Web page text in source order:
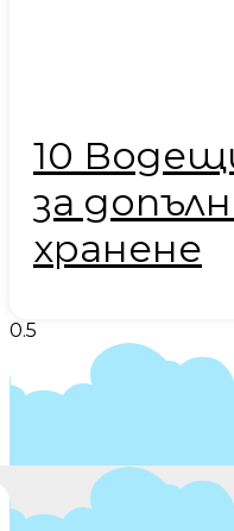
10
за
хранене